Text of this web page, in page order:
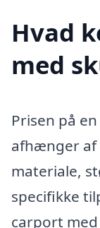
Hvad
med
Prisen på
afhænger af
materiale,
specifikke
carport